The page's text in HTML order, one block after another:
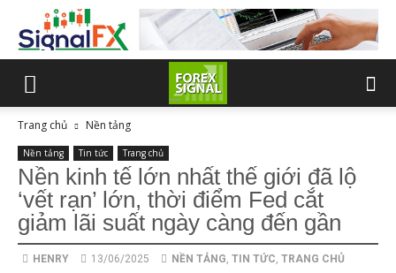
Trang chủ Nền tảng
Nền tảng Tin tức Trang chủ
Nền kinh tế lớn nhất thế giới đã lộ
‘vết rạn’ lớn, thời điểm Fed cắt
giảm lãi suất ngày càng đến gần
HENRY 13/06/2025 NỀN TẢNG, TIN TỨC, TRANG CHỦ